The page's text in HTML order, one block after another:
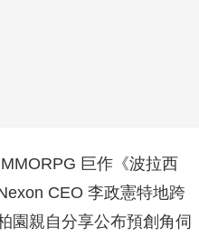
巨作《波拉西
CEO 李政憲特地跨
園親自分享公布預創角伺